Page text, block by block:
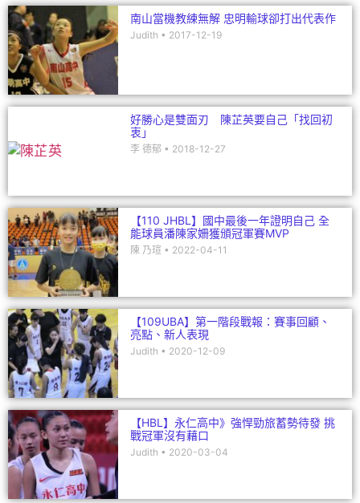
南山當機教練無解 忠明輸球卻打出代表作
Judith 2017-12-19
好勝心是雙面刃 陳芷英要自己「找回初
衷」
李 德郁 2018-12-27
【110 JHBL】國中最後一年證明自己 全
能球員潘陳家姍獲頒冠軍賽MVP
陳 乃瑄 2022-04-11
【109UBA】第一階段戰報：賽事回顧、
亮點、新人表現
Judith 2020-12-09
【HBL】永仁高中》強悍勁旅蓄勢待發 挑
戰冠軍沒有藉口
Judith 2020-03-04